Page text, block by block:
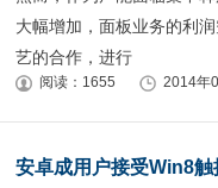
大幅增加，面板业务的利
艺的合作，进行
阅读：1655 2014年
安卓成用户接受Win8